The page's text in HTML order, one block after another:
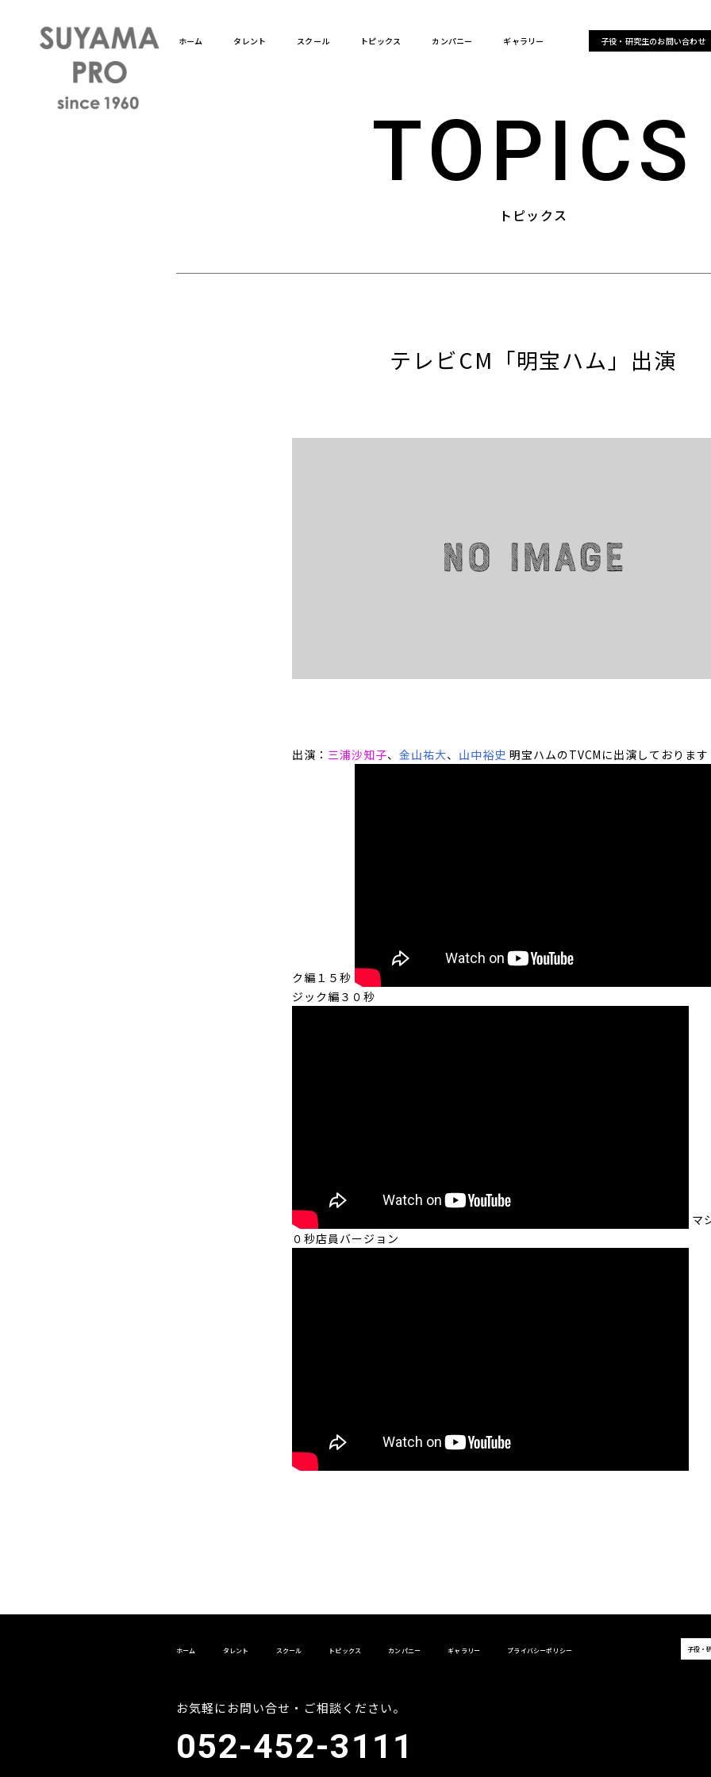
ホーム タレント スクール トピックス カンパニー ギャラリー 子役・研究生のお問い合わせ
TOPICS
トピックス
テレビCM「明宝ハム」出演
出演： 三浦沙知子、 金山祐大、 山中裕史 明宝ハムのTVCMに出演しておりま
ク編１５秒
ジック編３０秒
マ
０秒店員バージョン
ホーム タレント スクール トピックス カンパニー ギャラリー プライバシーポリシー 子役・
お気軽にお問い合せ・ご相談ください。
052-452-3111